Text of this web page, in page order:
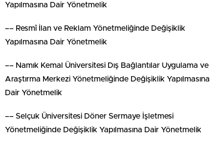
Yapılmasına Dair Yönetmelik
–– Resmî İlan ve Reklam Yönetmeliğinde Değişiklik
Yapılmasına Dair Yönetmelik
–– Namık Kemal Üniversitesi Dış Bağlantılar Uygulama ve
Araştırma Merkezi Yönetmeliğinde Değişiklik Yapılmasına
Dair Yönetmelik
–– Selçuk Üniversitesi Döner Sermaye İşletmesi
Yönetmeliğinde Değişiklik Yapılmasına Dair Yönetmelik